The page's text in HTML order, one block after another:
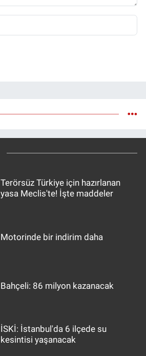
Terörsüz Türkiye için hazırlanan
yasa Meclis'te! İşte maddeler
Motorinde bir indirim daha
Bahçeli: 86 milyon kazanacak
İSKİ: İstanbul'da 6 ilçede su
kesintisi yaşanacak